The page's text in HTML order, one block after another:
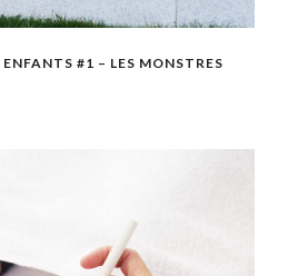
#1 – LES MONSTRES